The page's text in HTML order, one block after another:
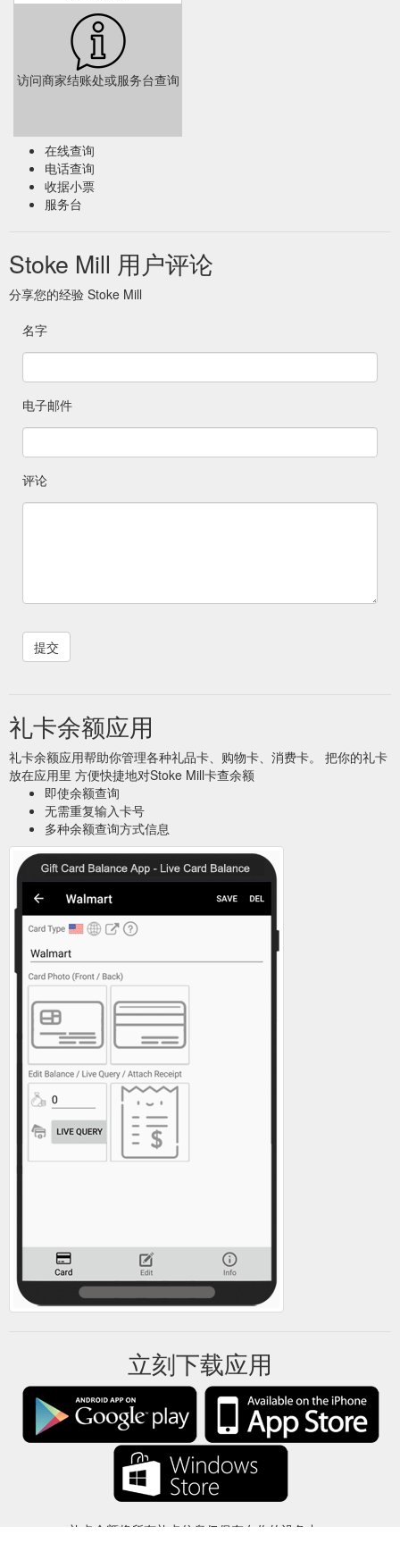
访问商家结账处或服务台查询
在线查询
电话查询
收据小票
服务台
Stoke Mill 用户评论
分享您的经验 Stoke Mill
名字
电子邮件
评论
礼卡余额应用
礼卡余额应用帮助你管理各种礼品卡、购物卡、消费卡。 把你的礼卡
放在应用里 方便快捷地对Stoke Mill卡查余额
即使余额查询
无需重复输入卡号
多种余额查询方式信息
立刻下载应用
礼卡余额将所有礼卡信息仅保存在你的设备中。